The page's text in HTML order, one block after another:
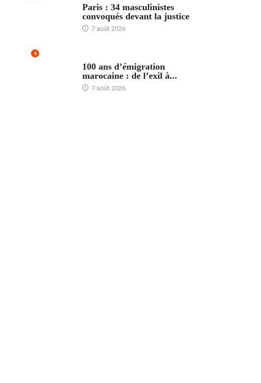
Paris : 34 masculinistes
convoqués devant la justice
7 août 2026
4
100 ans d’émigration
marocaine : de l’exil à...
7 août 2026